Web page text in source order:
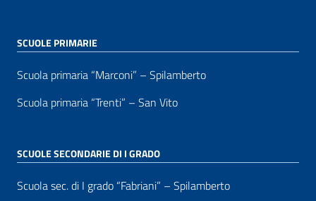
SCUOLE PRIMARIE
Scuola primaria “Marconi” – Spilamberto
Scuola primaria “Trenti” – San Vito
SCUOLE SECONDARIE DI I GRADO
Scuola sec. di I grado “Fabriani” – Spilamberto